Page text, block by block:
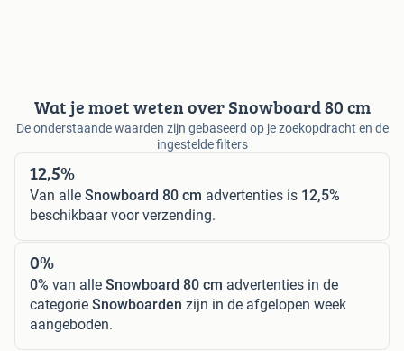
Wat je moet weten over Snowboard 80 cm
De onderstaande waarden zijn gebaseerd op je zoekopdracht en de
ingestelde filters
12,5%
Van alle Snowboard 80 cm advertenties is 12,5%
beschikbaar voor verzending.
0%
0% van alle Snowboard 80 cm advertenties in de
categorie Snowboarden zijn in de afgelopen week
aangeboden.